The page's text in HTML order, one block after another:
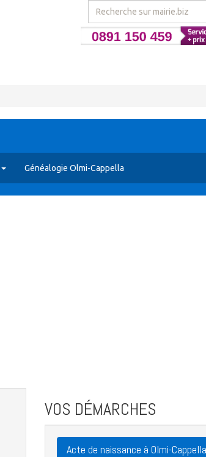
Généalogie Olmi-Cappella
VOS DÉMARCHES
Acte de naissance à Olmi-Cappella